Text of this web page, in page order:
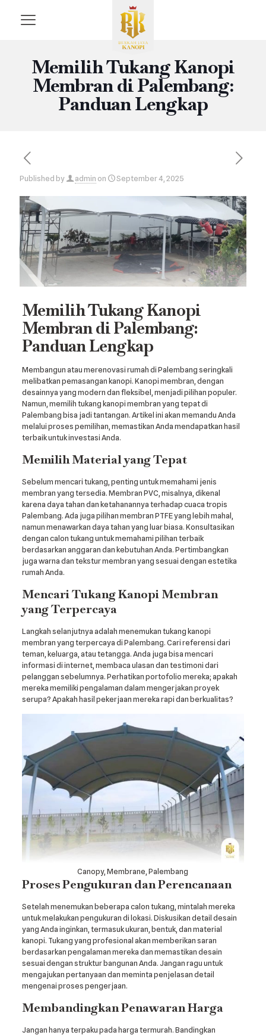
Memilih Tukang Kanopi
Membran di Palembang:
Panduan Lengkap
Published by admin on September 4, 2025
Memilih Tukang Kanopi
Membran di Palembang:
Panduan Lengkap
Membangun atau merenovasi rumah di Palembang seringkali
melibatkan pemasangan kanopi. Kanopi membran, dengan
desainnya yang modern dan fleksibel, menjadi pilihan populer.
Namun, memilih tukang kanopi membran yang tepat di
Palembang bisa jadi tantangan. Artikel ini akan memandu Anda
melalui proses pemilihan, memastikan Anda mendapatkan hasil
terbaik untuk investasi Anda.
Memilih Material yang Tepat
Sebelum mencari tukang, penting untuk memahami jenis
membran yang tersedia. Membran PVC, misalnya, dikenal
karena daya tahan dan ketahanannya terhadap cuaca tropis
Palembang. Ada juga pilihan membran PTFE yang lebih mahal,
namun menawarkan daya tahan yang luar biasa. Konsultasikan
dengan calon tukang untuk memahami pilihan terbaik
berdasarkan anggaran dan kebutuhan Anda. Pertimbangkan
juga warna dan tekstur membran yang sesuai dengan estetika
rumah Anda.
Mencari Tukang Kanopi Membran
yang Terpercaya
Langkah selanjutnya adalah menemukan tukang kanopi
membran yang terpercaya di Palembang. Cari referensi dari
teman, keluarga, atau tetangga. Anda juga bisa mencari
informasi di internet, membaca ulasan dan testimoni dari
pelanggan sebelumnya. Perhatikan portofolio mereka; apakah
mereka memiliki pengalaman dalam mengerjakan proyek
serupa? Apakah hasil pekerjaan mereka rapi dan berkualitas?
Canopy, Membrane, Palembang
Proses Pengukuran dan Perencanaan
Setelah menemukan beberapa calon tukang, mintalah mereka
untuk melakukan pengukuran di lokasi. Diskusikan detail desain
yang Anda inginkan, termasuk ukuran, bentuk, dan material
kanopi. Tukang yang profesional akan memberikan saran
berdasarkan pengalaman mereka dan memastikan desain
sesuai dengan struktur bangunan Anda. Jangan ragu untuk
mengajukan pertanyaan dan meminta penjelasan detail
mengenai proses pengerjaan.
Membandingkan Penawaran Harga
Jangan hanya terpaku pada harga termurah. Bandingkan